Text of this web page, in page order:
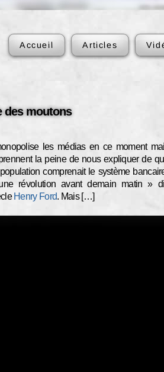
Accueil Articles
des moutons
les médias en ce moment
la peine de nous expliquer de
comprenait le système
révolution avant demain matin »
Henry Ford. Mais […]